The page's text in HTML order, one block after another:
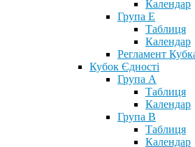
Календар
Група Е
Таблиця
Календар
Регламент
Кубок Єдності
Група А
Таблиця
Календар
Група В
Таблиця
Календар